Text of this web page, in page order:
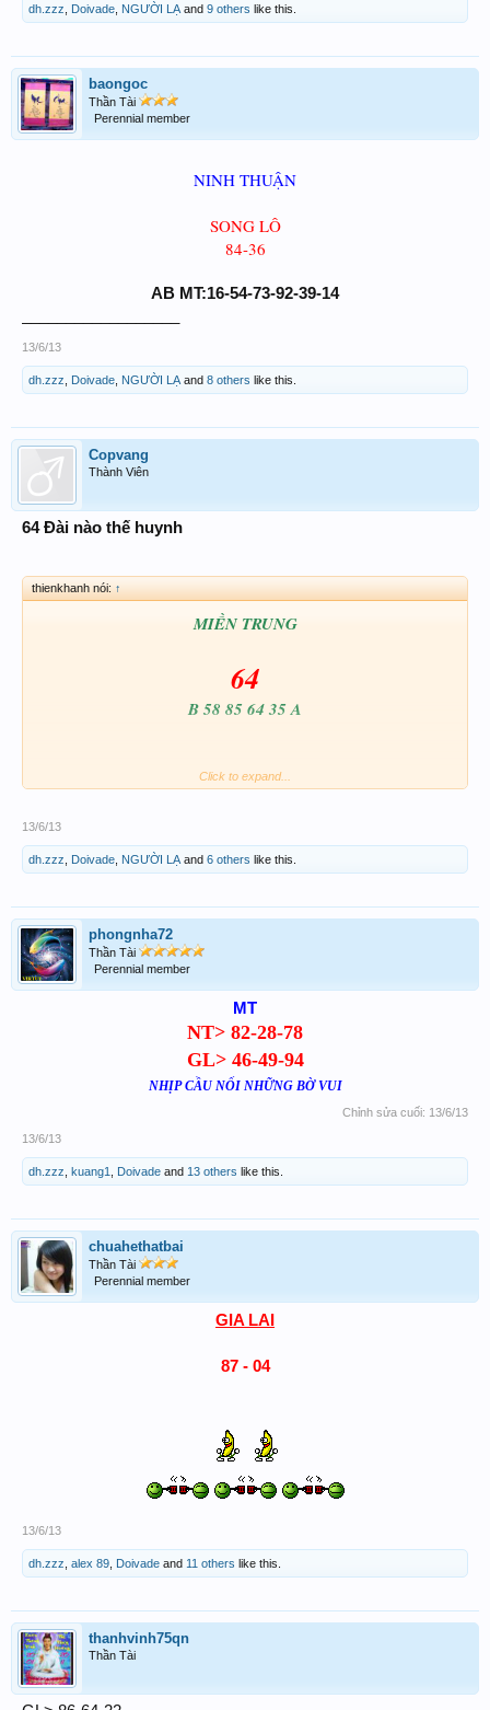
dh.zzz Doivade NGƯỜI LẠ and 9 others like this.
baongoc
Thần Tài
Perennial member
NINH THUẬN
SONG LÔ
84-36
AB MT:16-54-73-92-39-14
13/6/13
dh.zzz Doivade NGƯỜI LẠ and 8 others like this.
Copvang
Thành Viên
64 Đài nào thế huynh
thienkhanh nói: ↑
MIỀN TRUNG
64
B 58 85 64 35 A
Click to expand...
13/6/13
dh.zzz Doivade NGƯỜI LẠ and 6 others like this.
phongnha72
Thần Tài
Perennial member
MT
NT> 82-28-78
GL> 46-49-94
NHỊP CẦU NỐI NHỮNG BỜ VUI
Chỉnh sửa cuối: 13/6/13
13/6/13
dh.zzz kuang1 Doivade and 13 others like this.
chuahethatbai
Thần Tài
Perennial member
GIA LAI
87 - 04
13/6/13
dh.zzz alex 89 Doivade and 11 others like this.
thanhvinh75qn
Thần Tài